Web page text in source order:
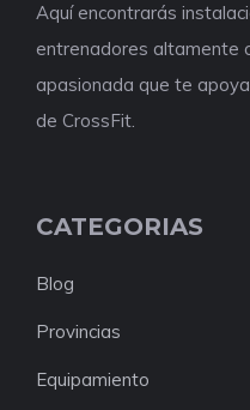
Aquí encontrarás
entrenadores altamente
apasionada que te
de CrossFit.
CATEGORIAS
Blog
Provincias
Equipamiento